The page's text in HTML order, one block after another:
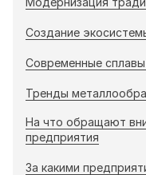
Создание
Современные
Тренды
На что обращают
предприятия
За какими